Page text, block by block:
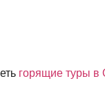
горящие туры